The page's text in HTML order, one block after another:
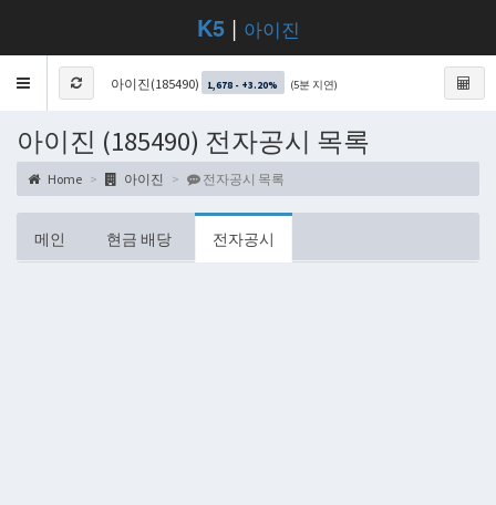
K5| 아이진
Toggle
navigation
아이진(185490) 1,678 - +3.20% (5분 지연)
아이진 (185490) 전자공시 목록
Home 아이진 전자공시 목록
메인 현금 배당 전자공시